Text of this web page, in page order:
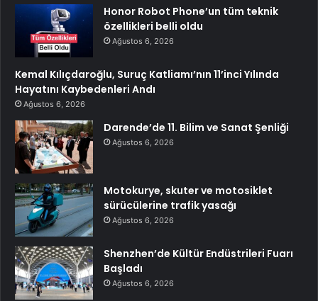
Honor Robot Phone’un tüm teknik
özellikleri belli oldu
Ağustos 6, 2026
Kemal Kılıçdaroğlu, Suruç Katliamı’nın 11’inci Yılında
Hayatını Kaybedenleri Andı
Ağustos 6, 2026
Darende’de 11. Bilim ve Sanat Şenliği
Ağustos 6, 2026
Motokurye, skuter ve motosiklet
sürücülerine trafik yasağı
Ağustos 6, 2026
Shenzhen’de Kültür Endüstrileri Fuarı
Başladı
Ağustos 6, 2026